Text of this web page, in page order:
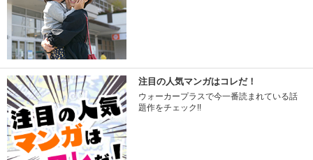
注目の人気マンガはコレだ！
ウォーカープラスで今一番読まれている話
題作をチェック!!